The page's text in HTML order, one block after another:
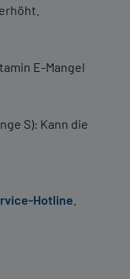
E-Mangel
S): Kann die
Hotline